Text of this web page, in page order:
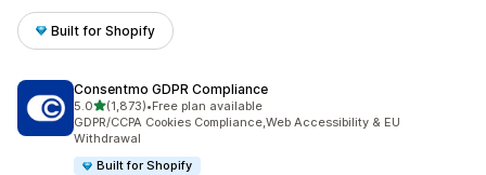
Built for Shopify
Consentmo GDPR Compliance
5.0별 5개 중
(1,873)
총 리뷰 1873개
•Free plan available
GDPR/CCPA Cookies Compliance,Web Accessibility & EU
Withdrawal
Built for Shopify